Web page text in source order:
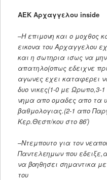
ΑΕΚ Αρχαγγελου inside
–Η επιμονη και ο μοχθος
εικονα του Αρχαγγελου
και η σωτηρια ισως να
απατηλο(οπως εδειχνε
αγωνες εχει καταφερει
δυο νικες(1-0 με Ωρωπο,3-
νημα απο ομαδες απο τα
βαθμολογιας.(2-1 απο
Κερ.Θεσπ/κου στο 86′)
–Ντεμπουτο για τον
Παντελεημων που
να βοηθησει σημαντικα
του